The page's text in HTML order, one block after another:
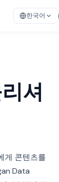
한국어
셔
게 콘텐츠를
Data